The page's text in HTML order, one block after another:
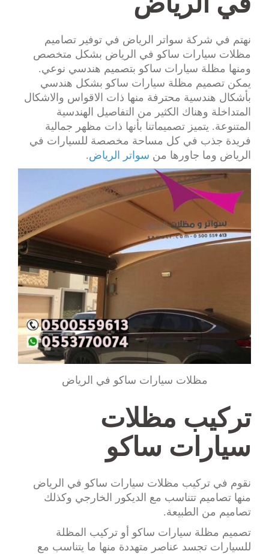
نهتم في شركة سواتر الرياض في توفير تصاميم
مظلات سيارات ساكو في الرياض بشكل متخصص
ومنها مظلة سيارات ساكو بتصميم هندسي نوعي.
يمكن تصميم مظلة سيارات ساكو بشكل هندسي
بأشكال هندسية محترفة منها ذات الاقواس والاشكال
المتداخلة وهناك الكثير من التفاصيل الهندسية
المتنوعة. يتميز تصميماتنا بأنها ذات مظهر جمالية
فريدة جذب في كل مساحة مخصصة للسيارات في
الرياض وما جاورها من سواتر الرياض.
مظلات سيارات ساكو في الرياض
تركيب مظلات
سيارات ساكو
نقوم في تركيب مظلات سيارات ساكو في الرياض
منها تصاميم تتناسب مع الديكور الخارجي وكذلك
تصاميم من الطبيعة.
تصميم مظلة سيارات ساكو أو تركيب المظلة
للسيارات تجسد عناصر متهددة منها ما يتناسب مع